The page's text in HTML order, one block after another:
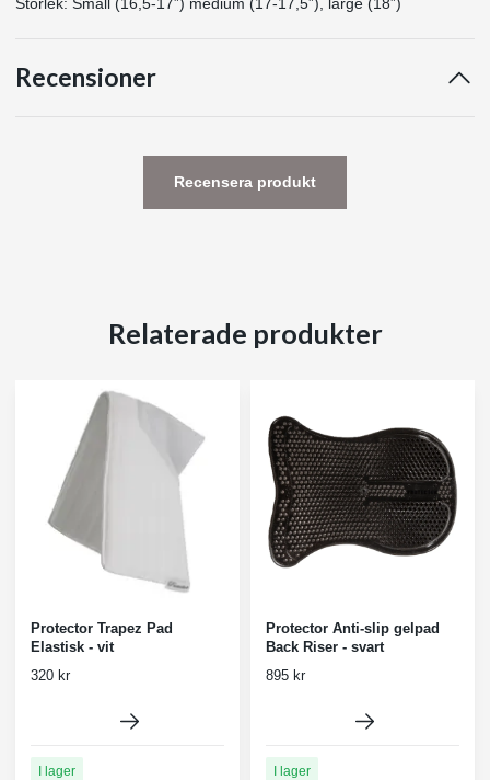
Recensioner
Recensera produkt
Relaterade produkter
Protector Trapez Pad
Elastisk - vit
320 kr
I lager
Protector Anti-slip gelpad
Back Riser - svart
895 kr
I lager